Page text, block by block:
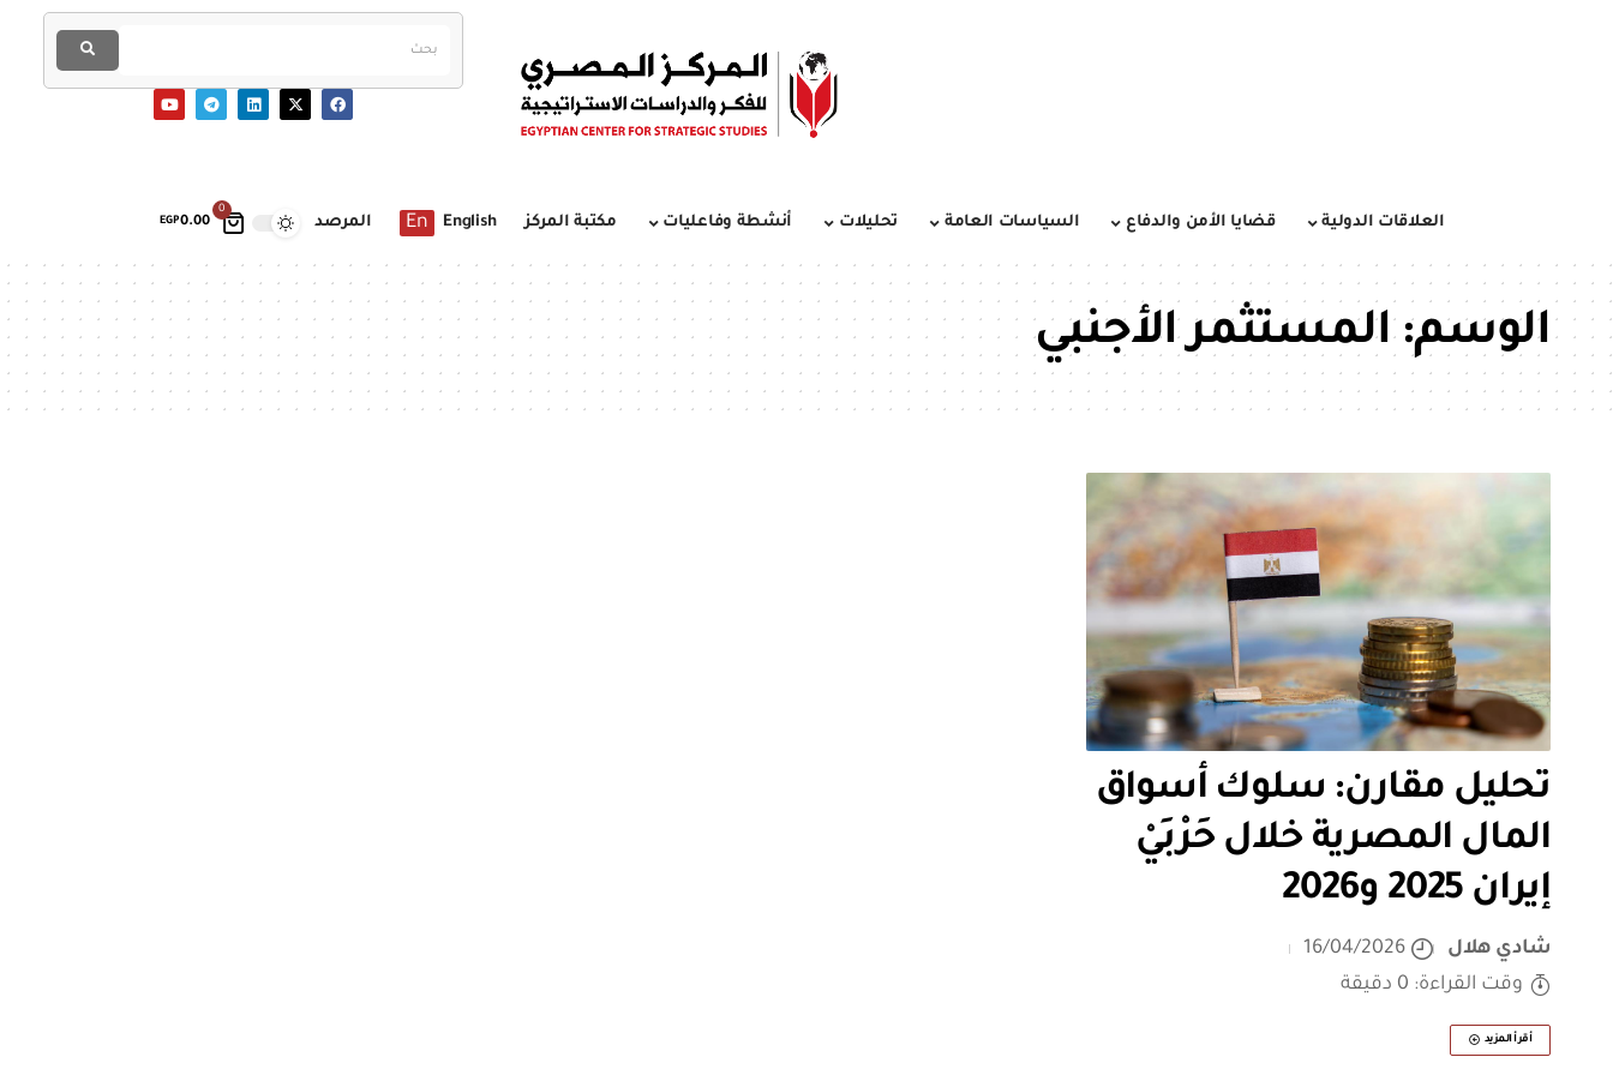
0
EGP0.00 العلاقات الدولية قضايا الأمن والدفاع السياسات العامة تحليلات أنشطة وفاعليات مكتبة المركز English
En المرصد
الوسم:المستثمر الأجنبي
تحليل مقارن: سلوك أسواق
المال المصرية خلال حَرْبَيْ
إيران 2025 و2026
شادي هلال
16/04/2026
وقت القراءة: 0 دقيقة
أقرأ المزيد